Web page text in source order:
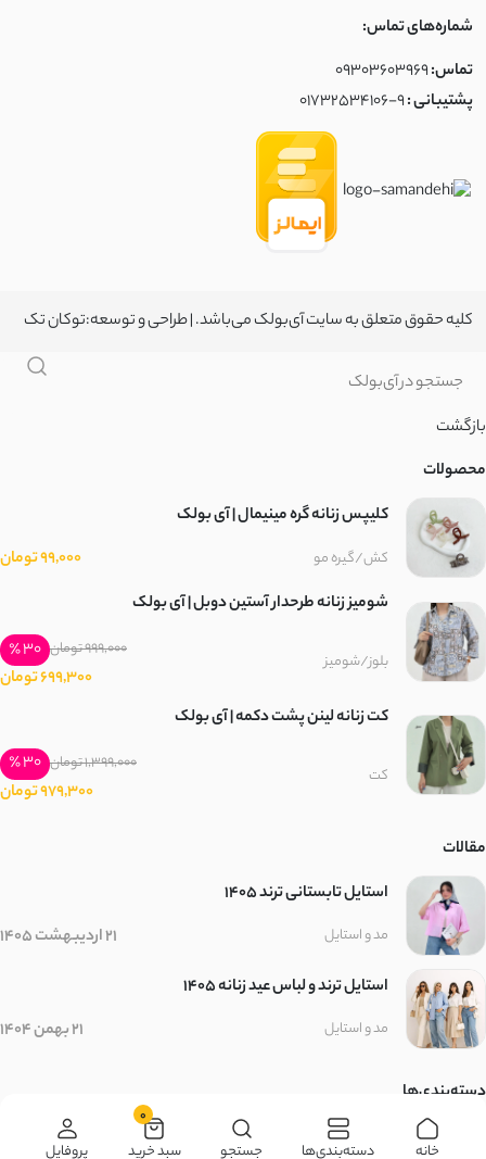
شماره‌های تماس:
تماس:09303603969
پشتیبانی :01732534106-9
کلیه حقوق متعلق به سایت آی‌بولک می‌باشد. | طراحی و توسعه:توکان تک
خانه دسته‌بندی‌ها جستجو
0
سبد خرید پروفایل
بازگشت
محصولات
کلیپس زنانه گره مینیمال | آی بولک
کش/گیره مو
99,000 تومان
شومیز زنانه طرحدار آستین دوبل | آی بولک
بلوز/شومیز
999,000 تومان
30 ٪
699,300 تومان
کت زنانه لینن پشت دکمه | آی بولک
کت
1,399,000 تومان
30 ٪
979,300 تومان
مقالات
استایل تابستانی ترند ۱۴۰۵
مد و استایل
21 اردیبهشت 1405
استایل ترند و لباس عید زنانه 1405
مد و استایل 21 بهمن 1404
دسته‌بندی‌ها
مردانه بچگانه سایر محصولات